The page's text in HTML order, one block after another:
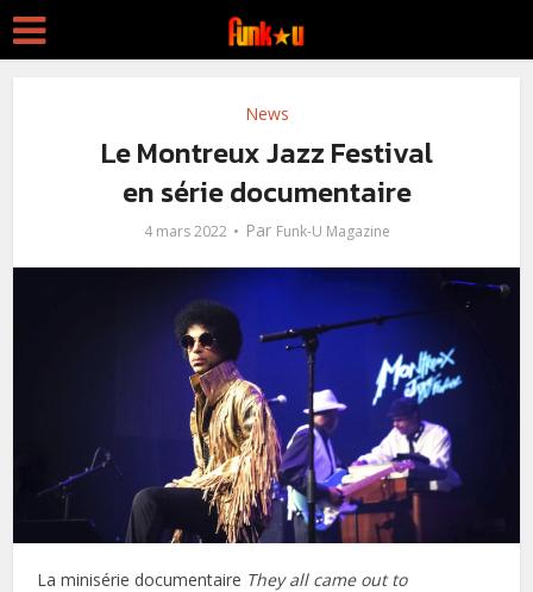
News
Le Montreux Jazz Festival
en série documentaire
4 mars 2022 Par Funk-U Magazine
La minisérie documentaire They all came out to